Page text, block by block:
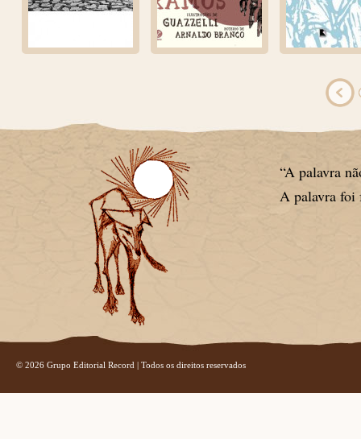
“A palavra
A palavra foi
© 2026 Grupo Editorial Record | Todos os direitos reservados